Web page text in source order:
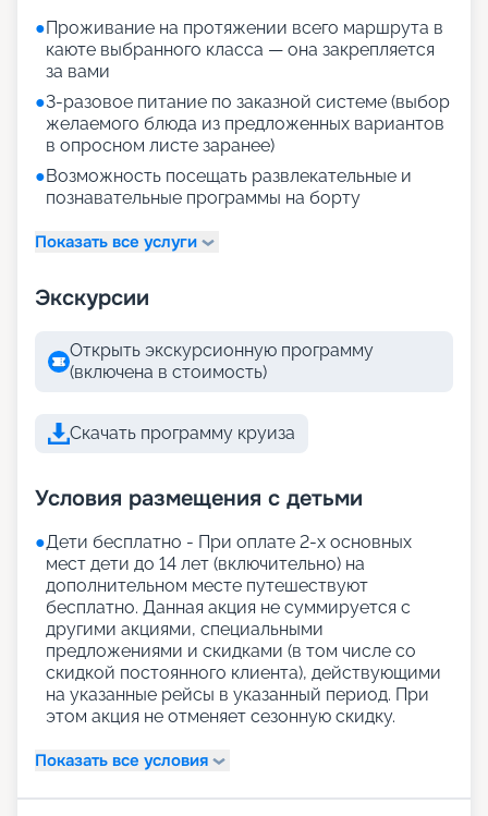
●Проживание на протяжении всего маршрута в
каюте выбранного класса — она закрепляется
за вами
●3-разовое питание по заказной системе (выбор
желаемого блюда из предложенных вариантов
в опросном листе заранее)
●Возможность посещать развлекательные и
познавательные программы на борту
Показать все услуги
Экскурсии
Открыть экскурсионную программу
(включена в стоимость)
Скачать программу круиза
Условия размещения с детьми
●Дети бесплатно - При оплате 2-х основных
мест дети до 14 лет (включительно) на
дополнительном месте путешествуют
бесплатно. Данная акция не суммируется с
другими акциями, специальными
предложениями и скидками (в том числе со
скидкой постоянного клиента), действующими
на указанные рейсы в указанный период. При
этом акция не отменяет сезонную скидку.
Показать все условия